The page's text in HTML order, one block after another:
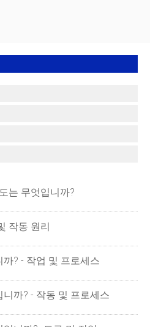
는 무엇입니까?
작동 원리
? - 작업 및 프로세스
까? - 작동 및 프로세스